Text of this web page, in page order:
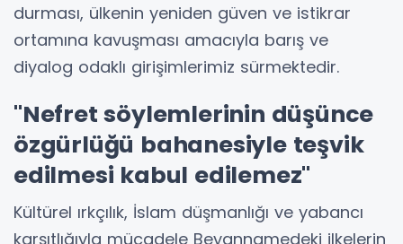
durması, ülkenin yeniden güven ve istikrar
ortamına kavuşması amacıyla barış ve
diyalog odaklı girişimlerimiz sürmektedir.
"Nefret söylemlerinin düşünce
özgürlüğü bahanesiyle teşvik
edilmesi kabul edilemez"
Kültürel ırkçılık, İslam düşmanlığı ve yabancı
karşıtlığıyla mücadele Beyannamedeki ilkelerin